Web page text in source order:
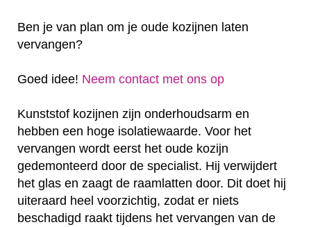
Ben je van plan om je oude kozijnen laten
vervangen?
Goed idee! Neem contact met ons op
Kunststof kozijnen zijn onderhoudsarm en
hebben een hoge isolatiewaarde. Voor het
vervangen wordt eerst het oude kozijn
gedemonteerd door de specialist. Hij verwijdert
het glas en zaagt de raamlatten door. Dit doet hij
uiteraard heel voorzichtig, zodat er niets
beschadigd raakt tijdens het vervangen van de